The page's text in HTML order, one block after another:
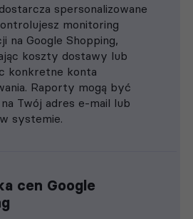
spersonalizowane
monitoring
na Google Shopping,
koszty dostawy lub
konkretne konta
Raporty mogą być
Twój adres e-mail lub
systemie.
cen Google